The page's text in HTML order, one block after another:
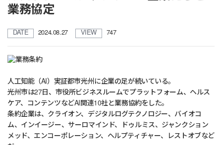
業務協定
DATE 2024.08.27 VIEW 747
人工知能（AI）実証都市光州に企業の足が続いている。
光州市は27日、市役所ビジネスルームでプラットフォーム、ヘルス
ケア、コンテンツなどAI関連10社と業務協約をした。
条約企業は、クライオン、デジタルログテクノロジー、バイオコ
ム、インイージー、サーロマインド、ドゥルミス、ジャンクション
メッド、エンコーポレーション、ヘルプティチャー、レストオブなど